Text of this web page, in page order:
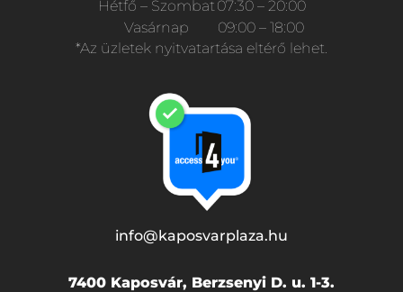
Hétfő – Szombat 07:30 – 20:00
Vasárnap
09:00 – 18:00
*Az üzletek nyitvatartása eltérő lehet.
info@kaposvarplaza.hu
7400 Kaposvár, Berzsenyi D. u. 1-3.